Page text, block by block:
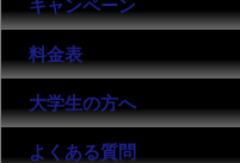
キャンペーン
料金表
大学生の方へ
よくある質問